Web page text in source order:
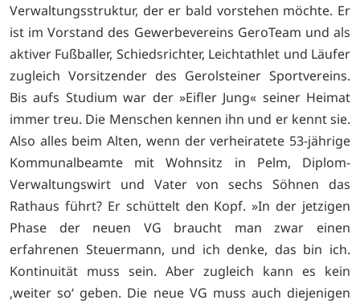
Verwaltungsstruktur, der er bald vorstehen möchte. Er
ist im Vorstand des Gewerbevereins GeroTeam und als
aktiver Fußballer, Schiedsrichter, Leichtathlet und Läufer
zugleich Vorsitzender des Gerolsteiner Sportvereins.
Bis aufs Studium war der »Eifler Jung« seiner Heimat
immer treu. Die Menschen kennen ihn und er kennt sie.
Also alles beim Alten, wenn der verheiratete 53-jährige
Kommunalbeamte mit Wohnsitz in Pelm, Diplom-
Verwaltungswirt und Vater von sechs Söhnen das
Rathaus führt? Er schüttelt den Kopf. »In der jetzigen
Phase der neuen VG braucht man zwar einen
erfahrenen Steuermann, und ich denke, das bin ich.
Kontinuität muss sein. Aber zugleich kann es kein
‚weiter so‘ geben. Die neue VG muss auch diejenigen